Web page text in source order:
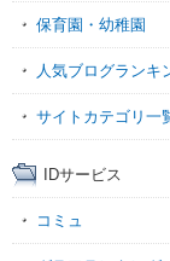
保育園・幼稚園
人気ブログランキ
サイトカテゴリ一
IDサービス
コミュ